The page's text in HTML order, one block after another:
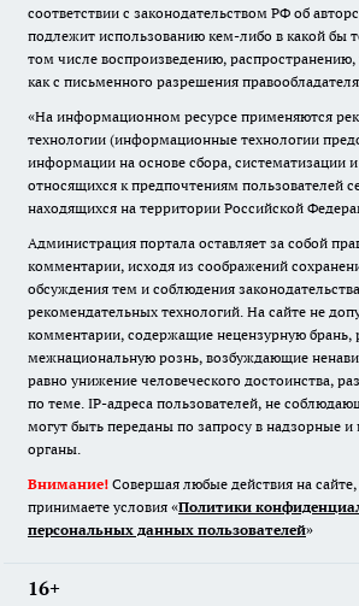
соответствии с законодательством РФ об
подлежит использованию кем-либо в какой бы
том числе воспроизведению, распространению,
как с письменного разрешения
«На информационном ресурсе применяются
технологии (информационные технологии
информации на основе сбора, систематизации
относящихся к предпочтениям пользователей
находящихся на территории Российской
Администрация портала оставляет за собой
комментарии, исходя из соображений
обсуждения тем и соблюдения
рекомендательных технологий. На сайте не
комментарии, содержащие нецензурную
межнациональную рознь, возбуждающие
равно унижение человеческого достоинства,
по теме. IP-адреса пользователей, не
могут быть переданы по запросу в надзорные и
органы.
Внимание! Совершая любые действия на
принимаете условия «Политики
персональных данных пользователей»
16+